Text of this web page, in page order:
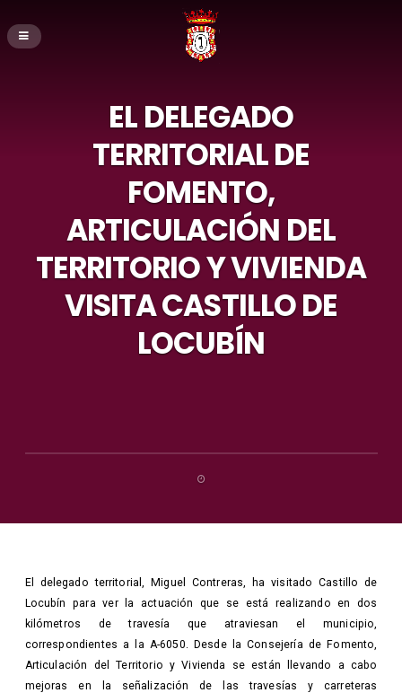
EL DELEGADO
TERRITORIAL DE
FOMENTO,
ARTICULACIÓN DEL
TERRITORIO Y VIVIENDA
VISITA CASTILLO DE
LOCUBÍN
El delegado territorial, Miguel Contreras, ha visitado Castillo de
Locubín para ver la actuación que se está realizando en dos
kilómetros de travesía que atraviesan el municipio,
correspondientes a la A-6050. Desde la Consejería de Fomento,
Articulación del Territorio y Vivienda se están llevando a cabo
mejoras en la señalización de las travesías y carreteras